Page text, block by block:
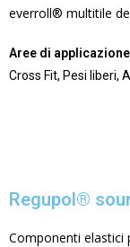
everroll® multitile
Aree di applicazione
Cross Fit, Pesi liberi,
Regupol®
Componenti elastici